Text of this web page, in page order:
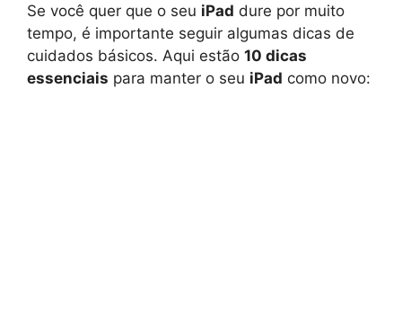
Se você quer que o seu iPad dure por muito
tempo, é importante seguir algumas dicas de
cuidados básicos. Aqui estão 10 dicas
essenciais para manter o seu iPad como novo: